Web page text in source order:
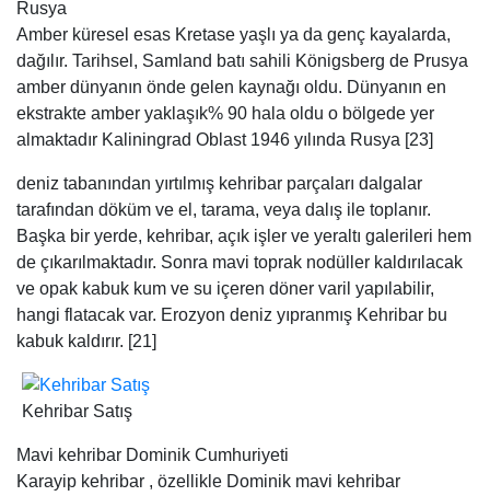
tarafından döküm ve el, tarama, veya dalış ile toplanır.
Başka bir yerde, kehribar, açık işler ve yeraltı galerileri hem
de çıkarılmaktadır. Sonra mavi toprak nodüller kaldırılacak
ve opak kabuk kum ve su içeren döner varil yapılabilir,
hangi flatacak var. Erozyon deniz yıpranmış Kehribar bu
kabuk kaldırır. [21]
Kehribar Satış
Mavi kehribar Dominik Cumhuriyeti
Karayip kehribar , özellikle Dominik mavi kehribar
aracılığıyla mayınlı çan çukurlaşma nedeniyle tünel çökme
riski tehlikelidir. [24]
Tedavi [ değiştir ]
, Boru ve diğer sigara aletleri imalatı bir açmak için soluk
sarı kullanmak Viyana kehribar fabrikaları, torna ve
beyazlatma ve su ile veya ile parlatmak çürük taş ve yağ.
Nihai parıltı Fanila ile sürtünme tarafından verilir. [21]